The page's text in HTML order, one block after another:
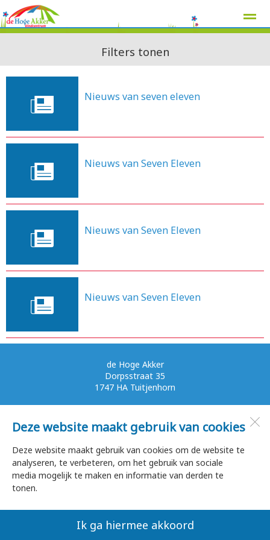
Home Zoeken Nieuws
Deze website maakt gebruik van cookies
Deze website maakt gebruik van cookies om de website te
analyseren, te verbeteren, om het gebruik van sociale
media mogelijk te maken en informatie van derden te
tonen.
Ik ga hiermee akkoord
Filters tonen
Nieuws van seven eleven
Nieuws van Seven Eleven
Nieuws van Seven Eleven
Nieuws van Seven Eleven
de Hoge Akker
Dorpsstraat 35
1747 HA Tuitjenhorn
Open desktopversie
SdH Vormgeving |Ziber DS4